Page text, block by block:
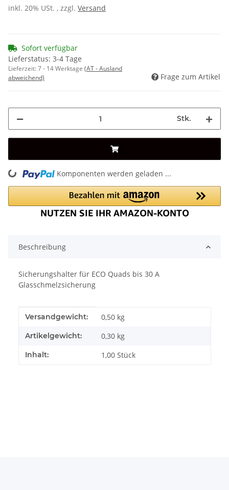
inkl. 20% USt. , zzgl. Versand
Sofort verfügbar
Lieferstatus: 3-4 Tage
Lieferzeit:7 - 14 Werktage (AT - Ausland
abweichend)
Frage zum Artikel
Stk.
Loading... Komponenten werden geladen ...
Beschreibung
Sicherungshalter für ECO Quads bis 30 A
Glasschmelzsicherung
Produkteigenschaft
Wert
Versandgewicht: 0,50 kg
Artikelgewicht: 0,30 kg
Inhalt: 1,00 Stück